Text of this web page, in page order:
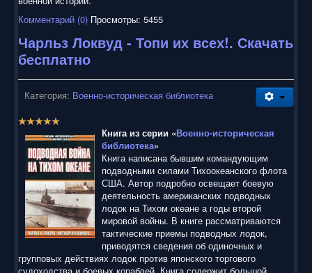
Комментарий (0) Просмотры: 5455
Чарльз Локвуд - Топи их всех!. Скачать
бесплатно
Категория: Военно-историческая библиотека
Р
/
Книга из серии «Военно-историческая
библиотека»
Книга написана бывшим командующим
подводными силами Тихоокеанского флота
США. Автор подробно освещает боевую
деятельность американских подводных
лодок на Тихом океане а годы второй
мировой войны. В книге рассматриваются
тактические приемы подводных лодок,
приводятся сведения об одиночных и
групповых действиях лодок против японского торгового
судоходства и боевых кораблей. Книга содержит большой